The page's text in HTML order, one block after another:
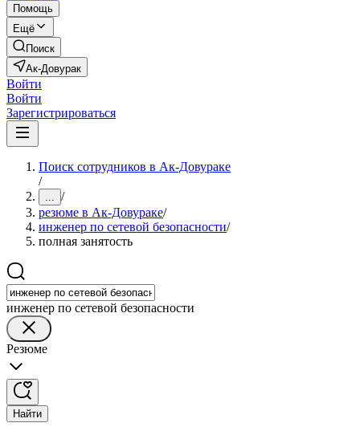
Помощь
Ещё
Поиск
Ак-Довурак
Войти
Войти
Зарегистрироваться
Поиск сотрудников в Ак-Довураке
/
... /
резюме в Ак-Довураке/
инженер по сетевой безопасности/
полная занятость
инженер по сетевой безопасности
Резюме
Найти